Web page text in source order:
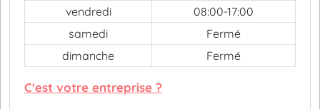
vendredi
08:00-17:00
samedi
Fermé
dimanche
Fermé
C'est votre entreprise ?